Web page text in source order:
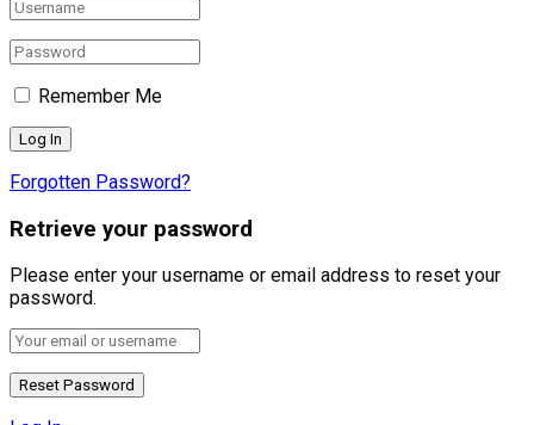
Remember Me
Forgotten Password?
Retrieve your password
Please enter your username or email address to reset your
password.